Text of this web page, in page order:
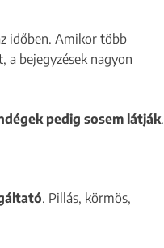
időben. Amikor több
a bejegyzések nagyon
pedig sosem látják.
. Pillás, körmös,